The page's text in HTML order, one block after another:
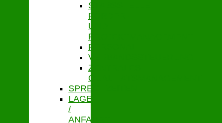
STABSSTELLE
FÖRDER-
UND
PROJEKTMANAGEMENT
PERSONAL
VERBANDSSTEUERUNG
ZENTRALES
QUALITÄTSMANAGEMENT
SPRECHZEITEN
LAGE
/
ANFAHRT